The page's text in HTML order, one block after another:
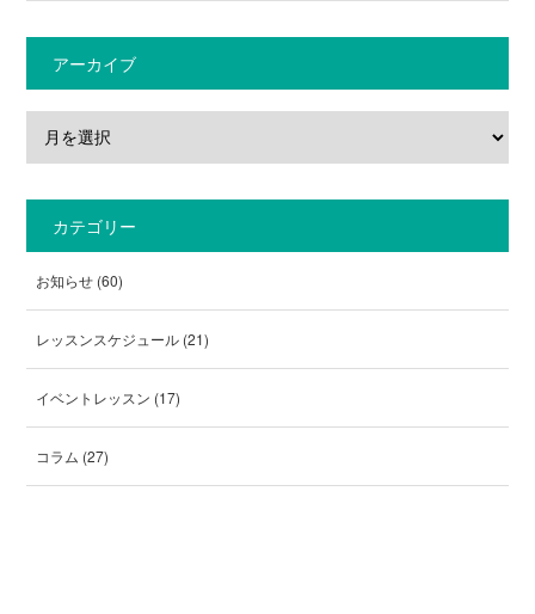
アーカイブ
カテゴリー
お知らせ (60)
レッスンスケジュール (21)
イベントレッスン (17)
コラム (27)